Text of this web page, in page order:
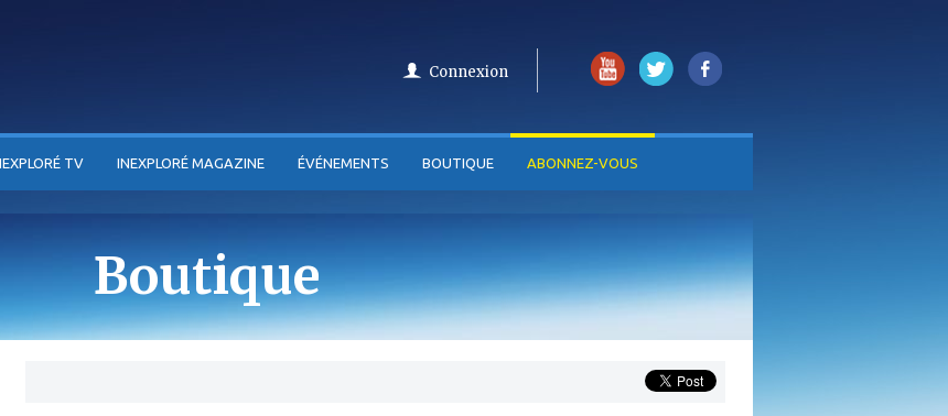
Connexion
TV INEXPLORÉ MAGAZINE ÉVÉNEMENTS BOUTIQUE ABONNEZ-VOUS
Boutique